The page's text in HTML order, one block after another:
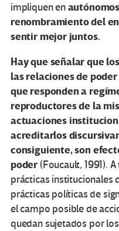
impliquen en
renombramiento del
sentir mejor juntos.
Hay que señalar que
las relaciones de
que responden a
reproductores de la
actuaciones
acreditarlos
consiguiente, son
poder(Foucault, 1991).
prácticas institucionales
prácticas políticas de
el campo posible de
quedan sujetados por